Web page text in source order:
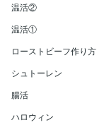
温活②
温活①
ローストビーフ作り方
シュトーレン
腸活
ハロウィン